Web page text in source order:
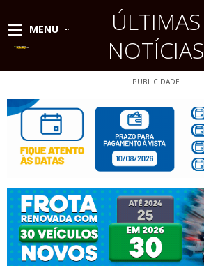
conteúdo
MENU
ÚLTIMAS
NOTÍCIAS
PUBLICIDADE